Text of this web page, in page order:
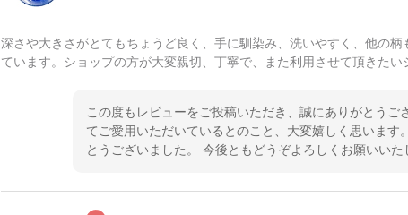
深さや大きさがとてもちょうど良く、手に馴染み、洗いやすく、他の
ています。ショップの方が大変親切、丁寧で、また利用させて頂きたい
この度もレビューをご投稿いただき、誠にありがとうご
てご愛用いただいているとのこと、大変嬉しく思います
とうございました。 今後ともどうぞよろしくお願いいた